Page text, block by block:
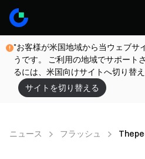
"お客様が米国地域から当ウェブサ
うです。 ご利用の地域でサポート
るには、米国向けサイトへ切り替
サイトを切り替える
ニュース フラッシュ